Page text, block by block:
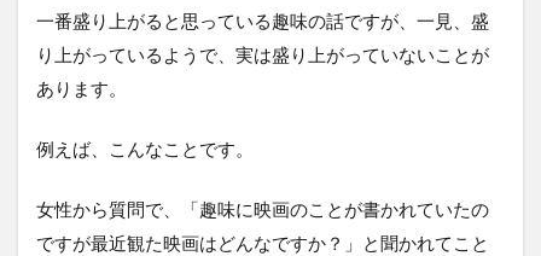
一番盛り上がると思っている趣味の話ですが、一見、盛
り上がっているようで、実は盛り上がっていないことが
あります。
例えば、こんなことです。
女性から質問で、「趣味に映画のことが書かれていたの
ですが最近観た映画はどんなですか？」と聞かれてこと